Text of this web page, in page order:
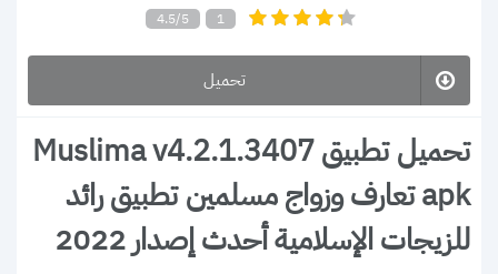
4.5/5 1
تحميل
تحميل تطبيق Muslima v4.2.1.3407
apk تعارف وزواج مسلمين تطبيق رائد
للزيجات الإسلامية أحدث إصدار 2022